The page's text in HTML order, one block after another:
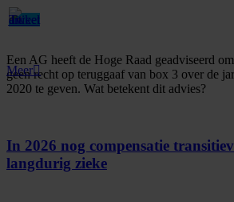
Een AG heeft de Hoge Raad geadviseerd
geen recht op teruggaaf van box 3 over de
2020 te geven. Wat betekent dit advies?
Meer
In 2026 nog compensatie
langdurig zieke